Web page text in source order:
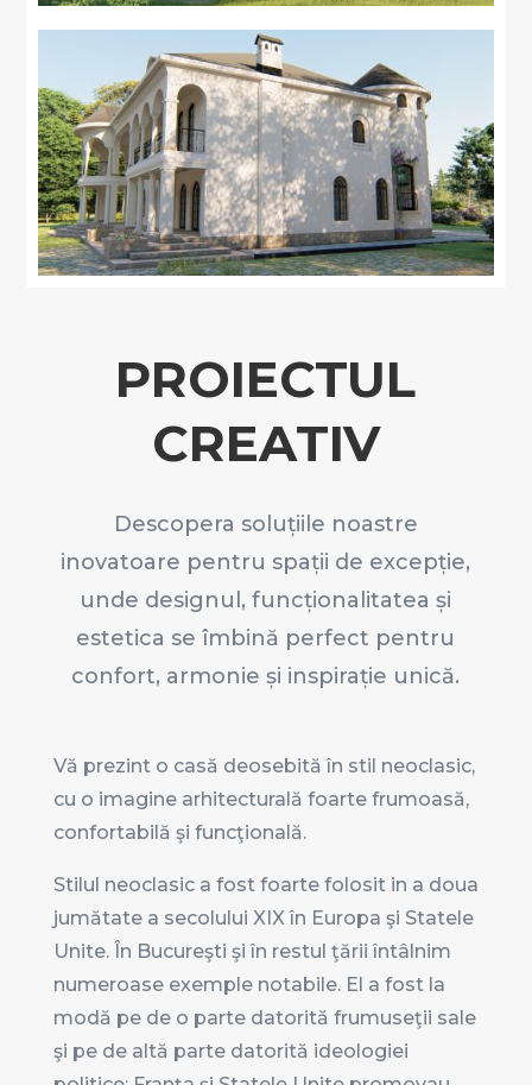
PROIECTUL
CREATIV
Descopera soluțiile noastre
inovatoare pentru spații de excepție,
unde designul, funcționalitatea și
estetica se îmbină perfect pentru
confort, armonie și inspirație unică.
Vă prezint o casă deosebită în stil neoclasic,
cu o imagine arhitecturală foarte frumoasă,
confortabilă şi funcţională.
Stilul neoclasic a fost foarte folosit in a doua
jumătate a secolului XIX în Europa şi Statele
Unite. În Bucureşti şi în restul ţării întâlnim
numeroase exemple notabile. El a fost la
modă pe de o parte datorită frumuseţii sale
şi pe de altă parte datorită ideologiei